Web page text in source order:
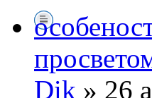
Dik » 26